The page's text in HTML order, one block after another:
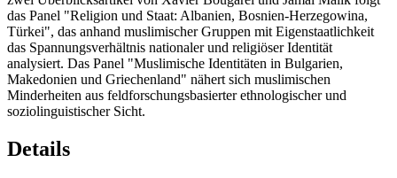
das Panel "Religion und Staat: Albanien, Bosnien-Herzegowina,
Türkei", das anhand muslimischer Gruppen mit Eigenstaatlichkeit
das Spannungsverhältnis nationaler und religiöser Identität
analysiert. Das Panel "Muslimische Identitäten in Bulgarien,
Makedonien und Griechenland" nähert sich muslimischen
Minderheiten aus feldforschungsbasierter ethnologischer und
soziolinguistischer Sicht.
Details